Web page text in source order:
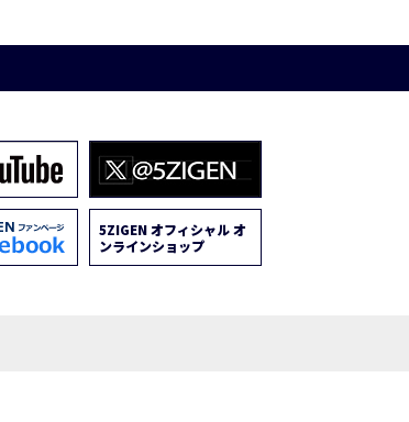
5ZIGEN オフィシャル オ
ンラインショップ